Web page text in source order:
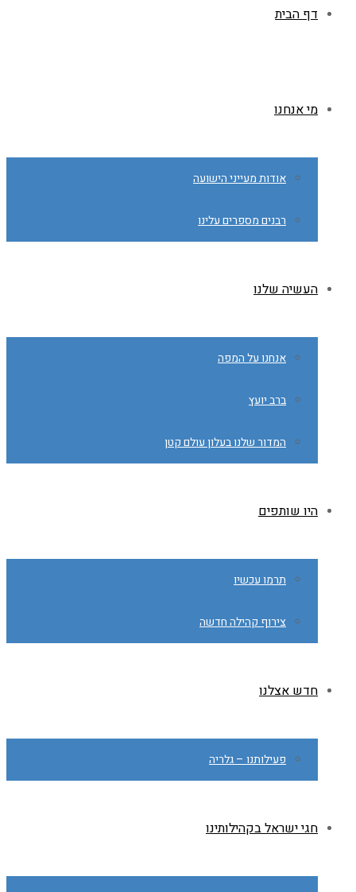
דף הבית
מי אנחנו
אודות מעייני הישועה
רבנים מספרים עלינו
העשיה שלנו
אנחנו על המפה
ברב יועץ
המדור שלנו בעלון עולם קטן
היו שותפים
תרמו עכשיו
צירוף קהילה חדשה
חדש אצלנו
פעילותנו – גלריה
חגי ישראל בקהילותינו